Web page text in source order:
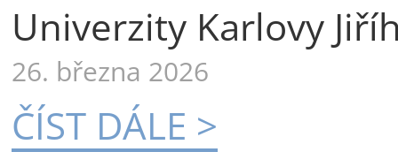
Univerzity Karlovy
26. března 2026
ČÍST DÁLE >